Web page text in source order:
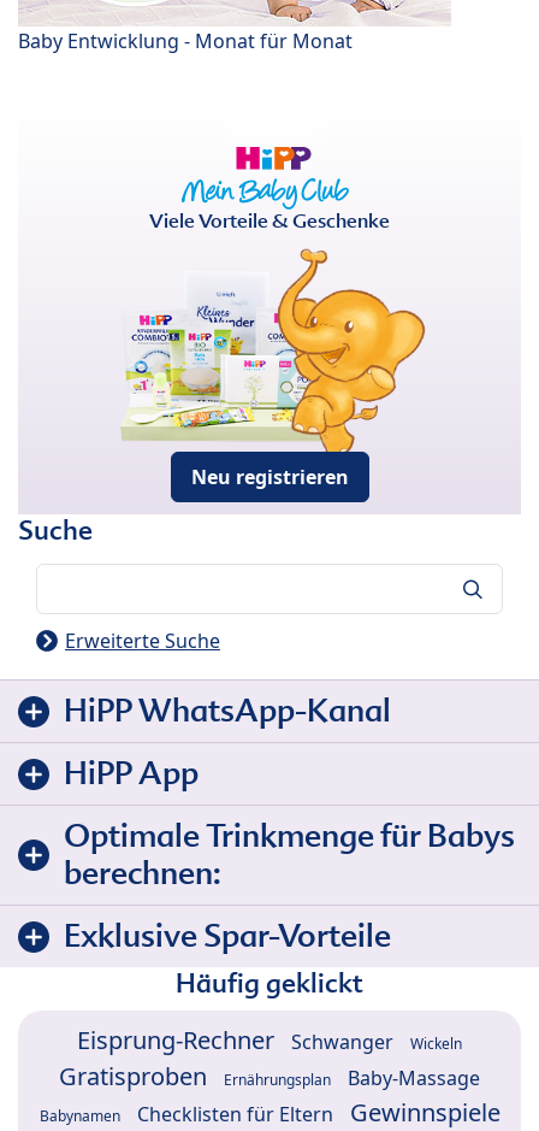
Baby Entwicklung - Monat für Monat
Viele Vorteile & Geschenke
Neu registrieren
Suche
Erweiterte Suche
HiPP WhatsApp-Kanal
HiPP App
Optimale Trinkmenge für Babys
berechnen:
Exklusive Spar-Vorteile
Häufig geklickt
Eisprung-Rechner Schwanger Wickeln
Gratisproben Ernährungsplan Baby-Massage
Babynamen Checklisten für Eltern
Gewinnspiele